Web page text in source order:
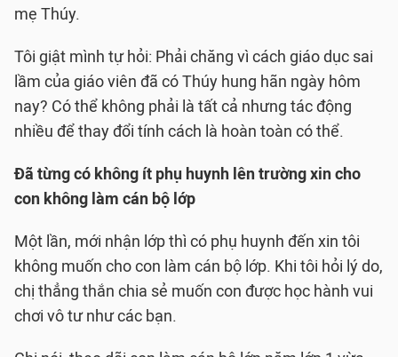
mẹ Thúy.
Tôi giật mình tự hỏi: Phải chăng vì cách giáo dục sai
lầm của giáo viên đã có Thúy hung hãn ngày hôm
nay? Có thể không phải là tất cả nhưng tác động
nhiều để thay đổi tính cách là hoàn toàn có thể.
Đã từng có không ít phụ huynh lên trường xin cho
con không làm cán bộ lớp
Một lần, mới nhận lớp thì có phụ huynh đến xin tôi
không muốn cho con làm cán bộ lớp. Khi tôi hỏi lý do,
chị thẳng thắn chia sẻ muốn con được học hành vui
chơi vô tư như các bạn.